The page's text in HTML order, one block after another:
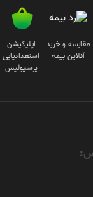
مقایسه و خرید
آنلاین بیمه
اپلیکیشن
استعدادیابی
پرسپولیس